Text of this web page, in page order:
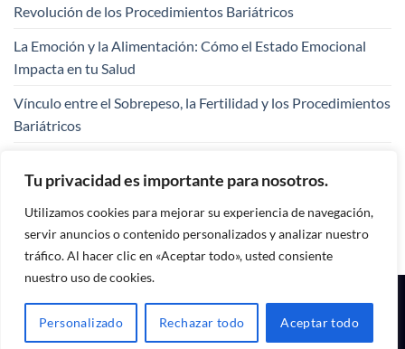
Tu privacidad es importante para nosotros.
Utilizamos cookies para mejorar su experiencia de navegación,
servir anuncios o contenido personalizados y analizar nuestro
tráfico. Al hacer clic en «Aceptar todo», usted consiente
nuestro uso de cookies.
Personalizado Rechazar todo Aceptar todo
Revolución de los Procedimientos Bariátricos
La Emoción y la Alimentación: Cómo el Estado Emocional
Impacta en tu Salud
Vínculo entre el Sobrepeso, la Fertilidad y los Procedimientos
Bariátricos
opción que salva vidas
Copyright 2026 ©Dr. Gian Contreras